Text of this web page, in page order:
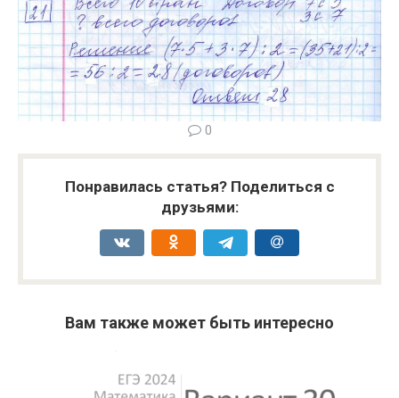
0
Понравилась статья? Поделиться с
друзьями:
Вам также может быть интересно